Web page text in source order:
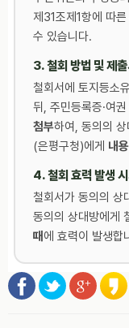
제31조제1항에 따른
수 있습니다.
3. 철회 방법 및 제
철회서에 토지등소
뒤, 주민등록증·여
첨부하여, 동의의
(은평구청)에게 내
4. 철회 효력 발생
철회서가 동의의 상
동의의 상대방에게
때 에 효력이 발생합